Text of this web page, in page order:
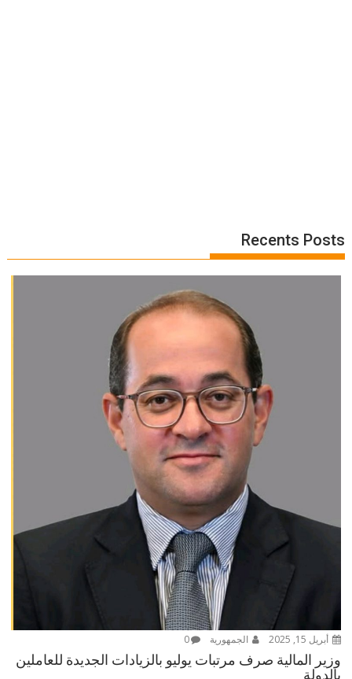
Recents Posts
أبريل 15, 2025 الجمهورية 0
وزير المالية صرف مرتبات يوليو بالزيادات الجديدة للعاملين
بالدولة